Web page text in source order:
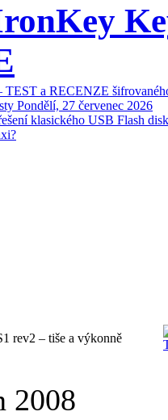
a RECENZE
Pondělí, 27 červenec 2026
klasického USB Flash
rev2 – tiše a výkonně
2008